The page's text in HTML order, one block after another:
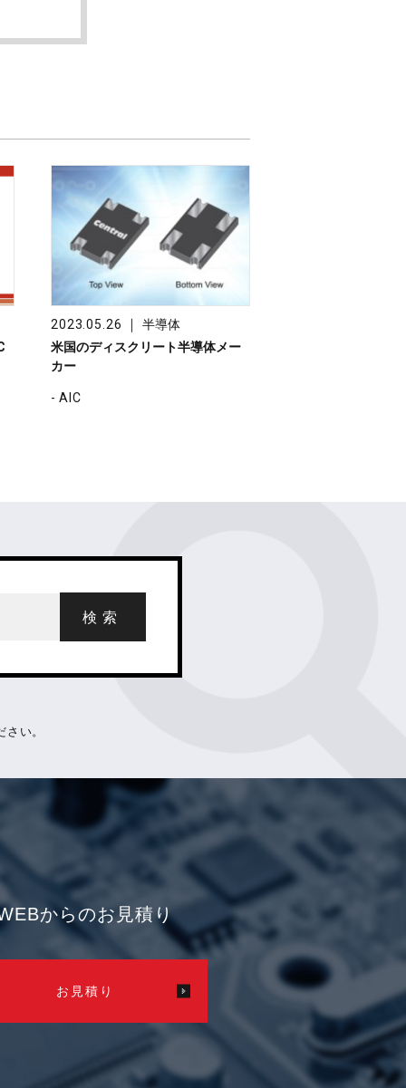
2023.05.26 ｜半導体
米国のディスクリート半導体メー
カー
- AIC
い。
からのお見積り
お見積り